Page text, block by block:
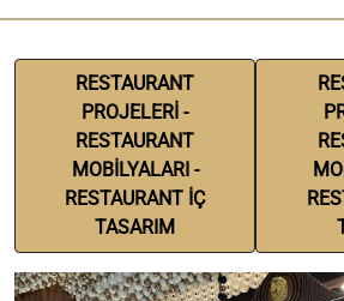
RESTAURANT
PROJELERİ -
RESTAURANT
MOBİLYALARI -
RESTAURANT İÇ
TASARIM